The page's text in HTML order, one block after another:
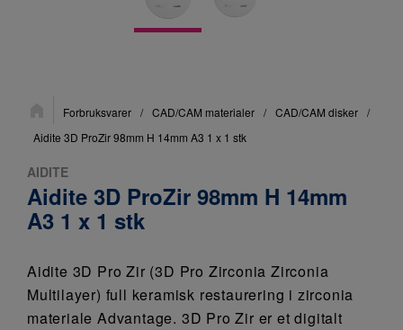
her:
Forbruksvarer / CAD/CAM materialer / CAD/CAM disker /
Aidite 3D ProZir 98mm H 14mm A3 1 x 1 stk
AIDITE
Aidite 3D ProZir 98mm H 14mm
A3 1 x 1 stk
Aidite 3D Pro Zir (3D Pro Zirconia Zirconia
Multilayer) full keramisk restaurering i zirconia
materiale Advantage. 3D Pro Zir er et digitalt